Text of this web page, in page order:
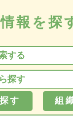
情報を探
する
探す
す 組